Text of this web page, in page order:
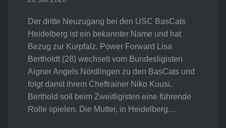
Der dritte Neuzugang bei den USC BasCats
Heidelberg ist ein bekannter Name und hat
Bezug zur Kurpfalz. Power Forward Lisa
Bertholdt (28) wechselt vom Bundesligisten
Aigner Angels Nördlingen zu den BasCats und
folgt damit ihrem Cheftrainer Niko Kuusi.
Berthold soll beim Zweitligisten eine führende
Rolle spielen. Die Mutter, in Heidelberg…